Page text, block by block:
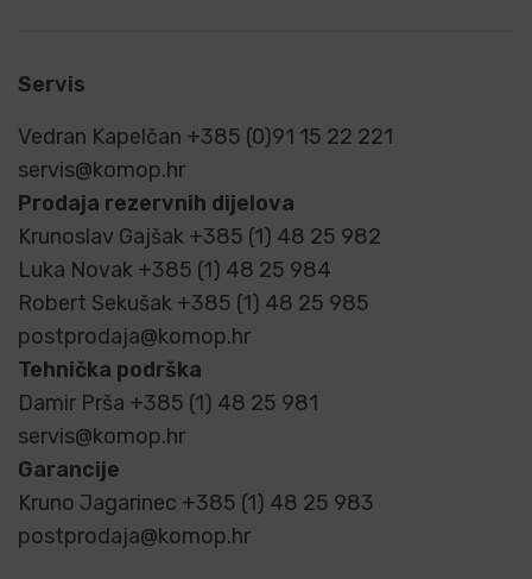
Servis
Vedran Kapelčan +385 (0)91 15 22 221
servis@komop.hr
Prodaja rezervnih dijelova
Krunoslav Gajšak +385 (1) 48 25 982
Luka Novak +385 (1) 48 25 984
Robert Sekušak +385 (1) 48 25 985
postprodaja@komop.hr
Tehnička podrška
Damir Prša +385 (1) 48 25 981
servis@komop.hr
Garancije
Kruno Jagarinec +385 (1) 48 25 983
postprodaja@komop.hr